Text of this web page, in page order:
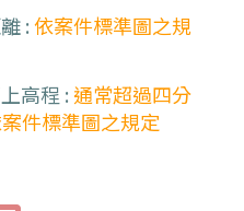
:依案件標準圖之規
高程 : 通常超過四分
件標準圖之規定